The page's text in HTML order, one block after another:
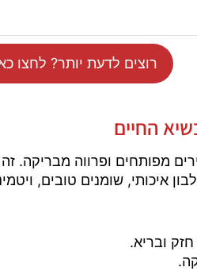
רוצים לדעת יותר? לחצו
החיים
ופרווה מבריקה. זה
איכותי, שומנים טובים,
ובריא.